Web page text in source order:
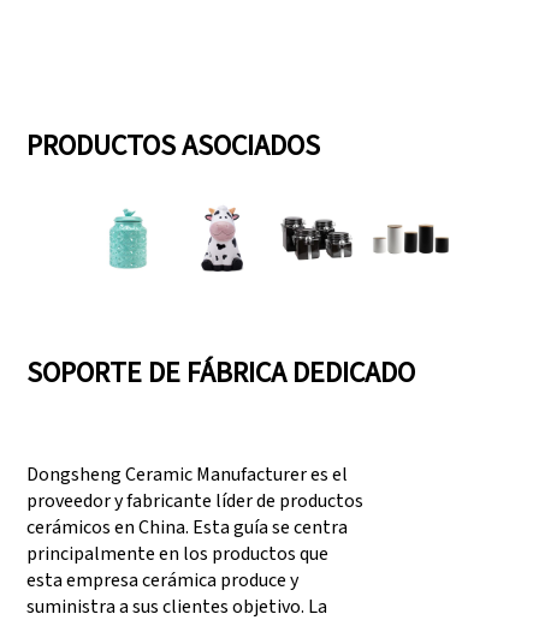
PRODUCTOS ASOCIADOS
SOPORTE DE FÁBRICA DEDICADO
Dongsheng Ceramic Manufacturer es el
proveedor y fabricante líder de productos
cerámicos en China. Esta guía se centra
principalmente en los productos que
esta empresa cerámica produce y
suministra a sus clientes objetivo. La